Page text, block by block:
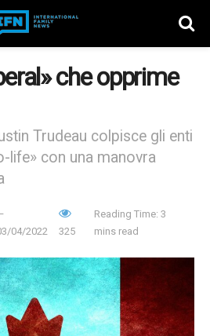
che opprime
Trudeau colpisce gli enti
life» con una manovra
04/2022 325
Reading Time: 3
mins read